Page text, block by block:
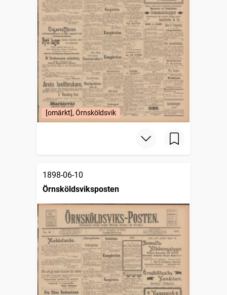
[omärkt], Örnsköldsvik
1898-06-10
Örnsköldsviksposten